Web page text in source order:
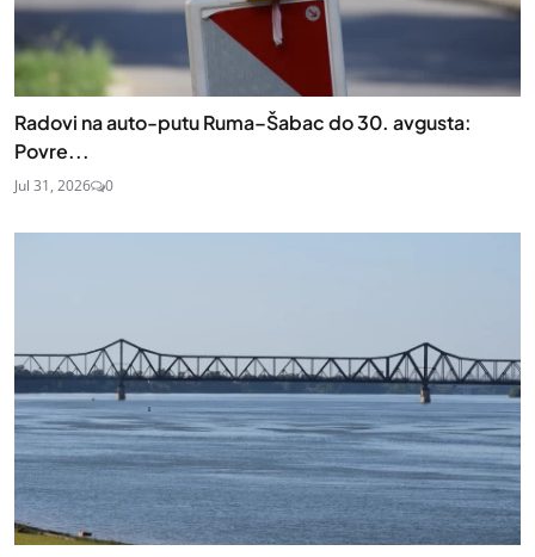
Radovi na auto-putu Ruma–Šabac do 30. avgusta:
Povre...
Jul 31, 2026 0